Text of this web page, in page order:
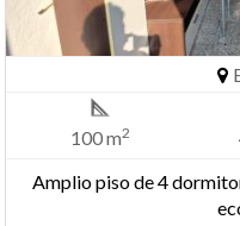
100 m2
Amplio piso de 4